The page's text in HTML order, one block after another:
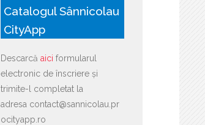
Catalogul Sânnicolau
CityApp
Descarcă aici formularul
electronic de înscriere și
trimite-l completat la
adresa contact@sannicolau.pr
ocityapp.ro